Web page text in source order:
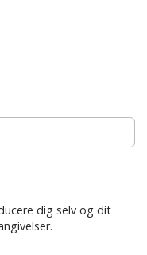
dig selv og dit